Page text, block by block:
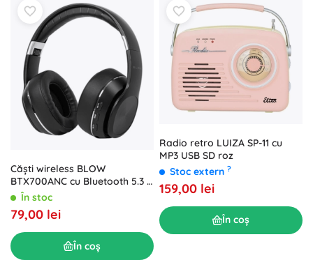
Căști wireless BLOW
BTX700ANC cu Bluetooth 5.3 și
ANCÎn stoc
79,00 lei
În coș
Radio retro LUIZA SP-11 cu
MP3 USB SD roz
Stoc extern ?
159,00 lei
În coș